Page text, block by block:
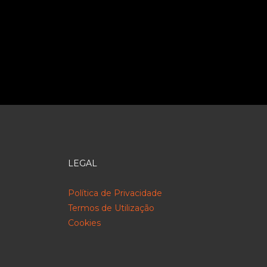
LEGAL
Política de Privacidade
Termos de Utilização
Cookies